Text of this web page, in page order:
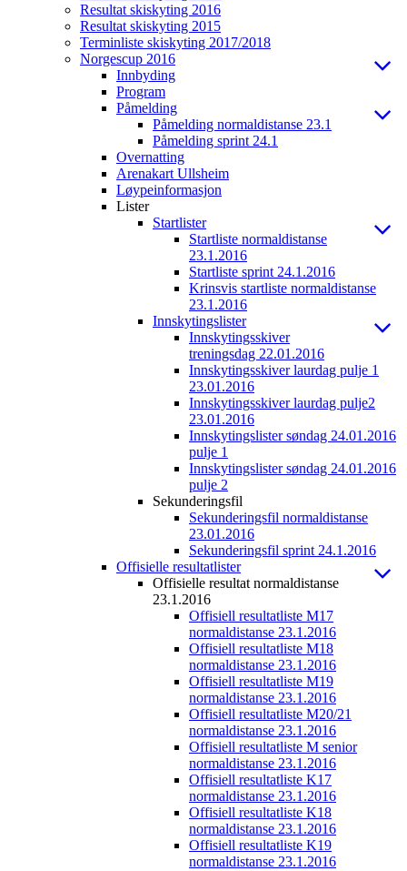
Resultat skiskyting 2016
Resultat skiskyting 2015
Terminliste skiskyting 2017/2018
Norgescup 2016
Innbyding
Program
Påmelding
Påmelding normaldistanse 23.1
Påmelding sprint 24.1
Overnatting
Arenakart Ullsheim
Løypeinformasjon
Lister
Startlister
Startliste normaldistanse
23.1.2016
Startliste sprint 24.1.2016
Krinsvis startliste normaldistanse
23.1.2016
Innskytingslister
Innskytingsskiver
treningsdag 22.01.2016
Innskytingsskiver laurdag pulje 1
23.01.2016
Innskytingsskiver laurdag pulje2
23.01.2016
Innskytingslister søndag 24.01.2016
pulje 1
Innskytingslister søndag 24.01.2016
pulje 2
Sekunderingsfil
Sekunderingsfil normaldistanse
23.01.2016
Sekunderingsfil sprint 24.1.2016
Offisielle resultatlister
Offisielle resultat normaldistanse
23.1.2016
Offisiell resultatliste M17
normaldistanse 23.1.2016
Offisiell resultatliste M18
normaldistanse 23.1.2016
Offisiell resultatliste M19
normaldistanse 23.1.2016
Offisiell resultatliste M20/21
normaldistanse 23.1.2016
Offisiell resultatliste M senior
normaldistanse 23.1.2016
Offisiell resultatliste K17
normaldistanse 23.1.2016
Offisiell resultatliste K18
normaldistanse 23.1.2016
Offisiell resultatliste K19
normaldistanse 23.1.2016